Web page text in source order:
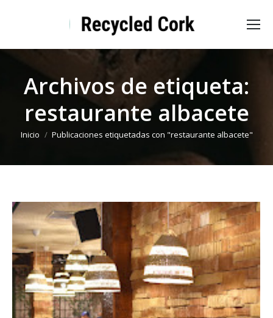
Archivos de etiqueta:
restaurante albacete
Estás aquí:
Inicio Publicaciones etiquetadas con "restaurante albacete"